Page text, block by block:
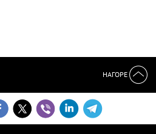
НАГОРЕ